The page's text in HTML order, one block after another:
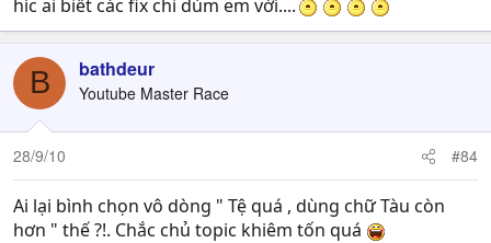
híc ai biết các fix chỉ dùm em với....
B bathdeur
Youtube Master Race
28/9/10 #84
Ai lại bình chọn vô dòng " Tệ quá , dùng chữ Tàu còn
hơn " thế ?!. Chắc chủ topic khiêm tốn quá